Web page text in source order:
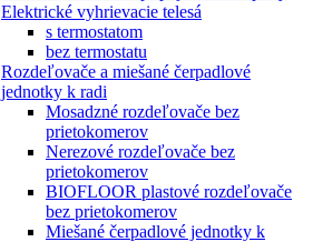
Elektrické vyhrievacie telesá
s termostatom
bez termostatu
Rozdeľovače a miešané čerpadlové
jednotky k radi
Mosadzné rozdeľovače bez
prietokomerov
Nerezové rozdeľovače bez
prietokomerov
BIOFLOOR plastové rozdeľovače
bez prietokomerov
Miešané čerpadlové jednotky k